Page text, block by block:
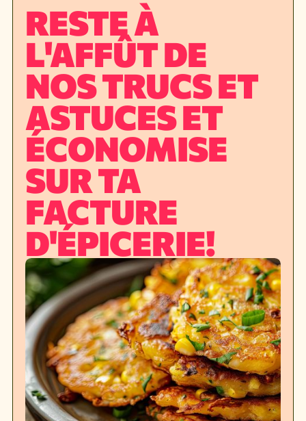
RESTE À
L'AFFÛT DE
NOS TRUCS ET
ASTUCES ET
ÉCONOMISE
SUR TA
FACTURE
D'ÉPICERIE!